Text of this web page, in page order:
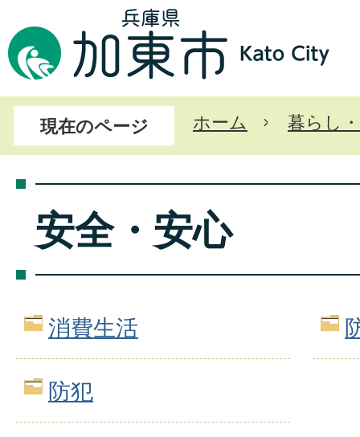
現在のページ ホーム 暮らし
安全・安心
消費生活
防犯